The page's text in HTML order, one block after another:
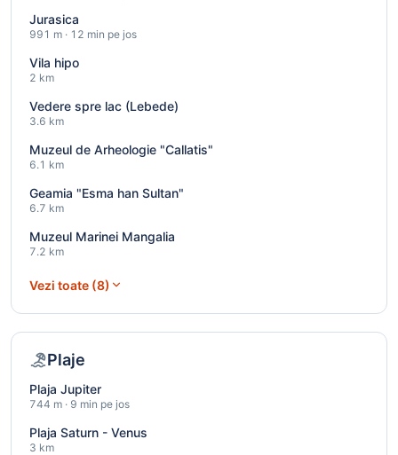
Jurasica
991 m · 12 min pe jos
Vila hipo
2 km
Vedere spre lac (Lebede)
3.6 km
Muzeul de Arheologie "Callatis"
6.1 km
Geamia "Esma han Sultan"
6.7 km
Muzeul Marinei Mangalia
7.2 km
Vezi toate (8)
Plaje
Plaja Jupiter
744 m · 9 min pe jos
Plaja Saturn - Venus
3 km